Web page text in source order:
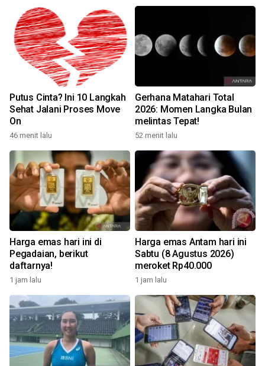
Putus Cinta? Ini 10 Langkah
Sehat Jalani Proses Move
On
46 menit lalu
Gerhana Matahari Total
2026: Momen Langka Bulan
melintas Tepat!
52 menit lalu
Harga emas hari ini di
Pegadaian, berikut
daftarnya!
1 jam lalu
Harga emas Antam hari ini
Sabtu (8 Agustus 2026)
meroket Rp40.000
1 jam lalu